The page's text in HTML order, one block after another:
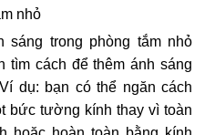
nhỏ
sáng trong phòng tắm nhỏ
tìm cách để thêm ánh sáng
dụ: bạn có thể ngăn cách
bức tường kính thay vì toàn